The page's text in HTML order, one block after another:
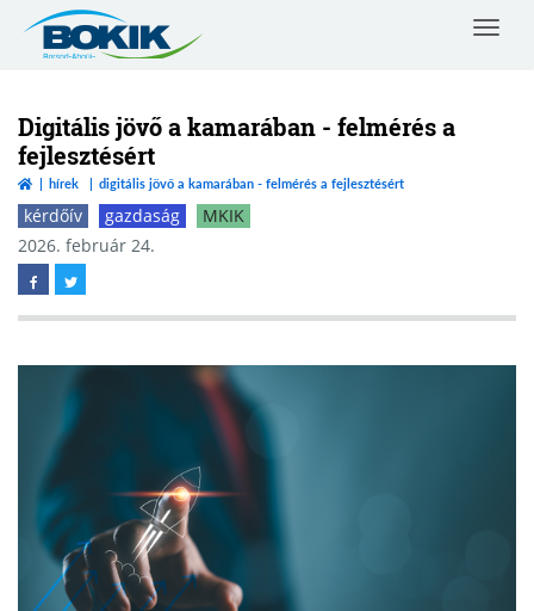
Zemplén
Vármegyei
Kereskedelmi
és
Iparkamara
Toggle
Digitális jövő a kamarában - felmérés a
fejlesztésért
hírek digitális jövő a kamarában - felmérés a fejlesztésért
kérdőív gazdaság
MKIK
2026. február 24.